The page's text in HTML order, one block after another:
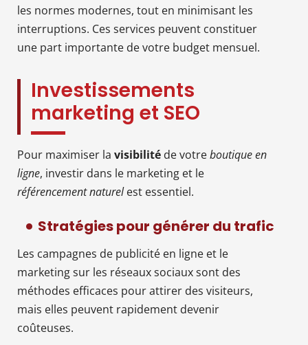
les normes modernes, tout en minimisant les
interruptions. Ces services peuvent constituer
une part importante de votre budget mensuel.
Investissements
marketing et SEO
Pour maximiser la visibilité de votreboutique en
ligne, investir dans le marketing et le
référencement naturelest essentiel.
Stratégies pour générer du trafic
Les campagnes de publicité en ligne et le
marketing sur les réseaux sociaux sont des
méthodes efficaces pour attirer des visiteurs,
mais elles peuvent rapidement devenir
coûteuses.